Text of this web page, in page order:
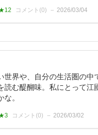
コメント(0) 2026/03/04
世界や、自分の生活圏の
読む醍醐味。私にとって
。
コメント(0) 2026/03/02